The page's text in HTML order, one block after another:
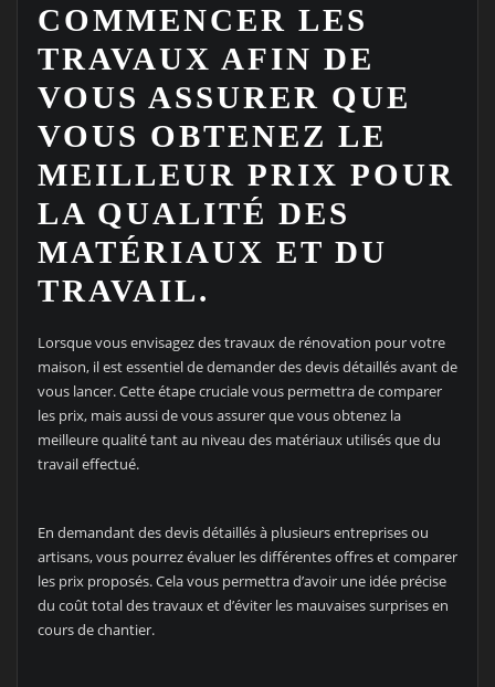
COMMENCER LES
TRAVAUX AFIN DE
VOUS ASSURER QUE
VOUS OBTENEZ LE
MEILLEUR PRIX POUR
LA QUALITÉ DES
MATÉRIAUX ET DU
TRAVAIL.
Lorsque vous envisagez des travaux de rénovation pour votre
maison, il est essentiel de demander des devis détaillés avant de
vous lancer. Cette étape cruciale vous permettra de comparer
les prix, mais aussi de vous assurer que vous obtenez la
meilleure qualité tant au niveau des matériaux utilisés que du
travail effectué.
En demandant des devis détaillés à plusieurs entreprises ou
artisans, vous pourrez évaluer les différentes offres et comparer
les prix proposés. Cela vous permettra d’avoir une idée précise
du coût total des travaux et d’éviter les mauvaises surprises en
cours de chantier.